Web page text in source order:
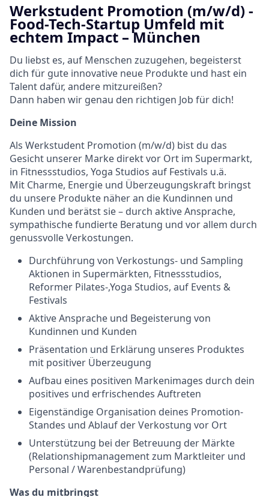
Werkstudent Promotion (m/w/d) -
Food-Tech-Startup Umfeld mit
echtem Impact – München
Du liebst es, auf Menschen zuzugehen, begeisterst
dich für gute innovative neue Produkte und hast ein
Talent dafür, andere mitzureißen?
Dann haben wir genau den richtigen Job für dich!
Deine Mission
Als Werkstudent Promotion (m/w/d) bist du das
Gesicht unserer Marke direkt vor Ort im Supermarkt,
in Fitnessstudios, Yoga Studios auf Festivals u.ä.
Mit Charme, Energie und Überzeugungskraft bringst
du unsere Produkte näher an die Kundinnen und
Kunden und berätst sie – durch aktive Ansprache,
sympathische fundierte Beratung und vor allem durch
genussvolle Verkostungen.
Durchführung von Verkostungs- und Sampling
Aktionen in Supermärkten, Fitnessstudios,
Reformer Pilates-,Yoga Studios, auf Events &
Festivals
Aktive Ansprache und Begeisterung von
Kundinnen und Kunden
Präsentation und Erklärung unseres Produktes
mit positiver Überzeugung
Aufbau eines positiven Markenimages durch dein
positives und erfrischendes Auftreten
Eigenständige Organisation deines Promotion-
Standes und Ablauf der Verkostung vor Ort
Unterstützung bei der Betreuung der Märkte
(Relationshipmanagement zum Marktleiter und
Personal / Warenbestandprüfung)
Was du mitbringst